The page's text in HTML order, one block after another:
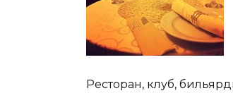
Ресторан, клуб,